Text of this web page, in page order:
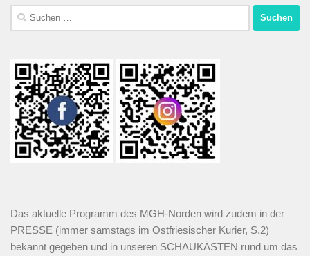
Das aktuelle Programm des MGH-Norden wird zudem in der
PRESSE (immer samstags im Ostfriesischer Kurier, S.2)
bekannt gegeben und in unseren SCHAUKÄSTEN rund um das